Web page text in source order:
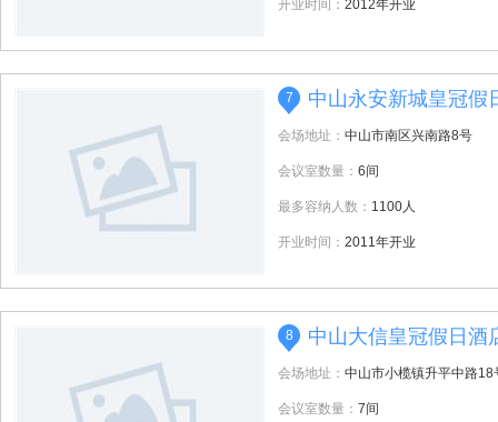
开业时间： 2012年开业
7 中山永安新城皇冠假
会场地址： 中山市南区兴南路8号
会议室数量： 6间
最多容纳人数： 1100人
开业时间： 2011年开业
8 中山大信皇冠假日酒
会场地址： 中山市小榄镇升平中路18
会议室数量： 7间